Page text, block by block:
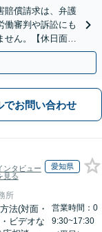
賠償請求は、弁護
働審判や訴訟にも
せん。【休日面談
でお問い合わせ
ンタビュー
見る
愛知県
所
法(対面・
ビデオな
営業時間：0
9:30~17:30